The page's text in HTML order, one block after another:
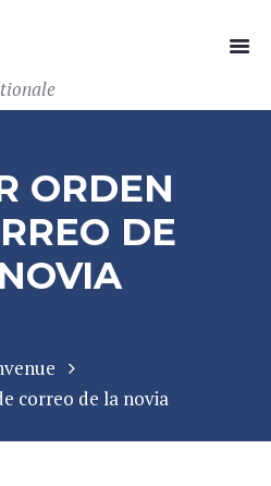
ORDEN
DE
correo de la novia